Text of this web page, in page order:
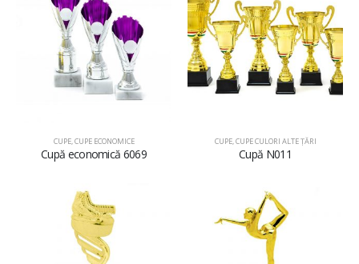
CUPE,CUPE ECONOMICE
Cupă economică 6069
CUPE,CUPE CULORI ALTE ȚĂRI
Cupă N011